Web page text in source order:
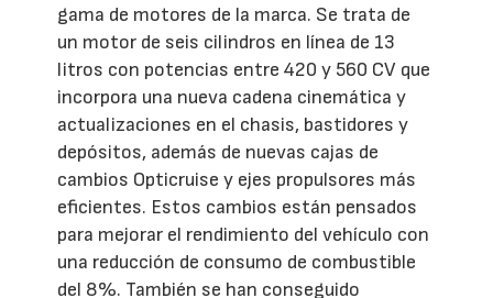
gama de motores de la marca. Se trata de
un motor de seis cilindros en línea de 13
litros con potencias entre 420 y 560 CV que
incorpora una nueva cadena cinemática y
actualizaciones en el chasis, bastidores y
depósitos, además de nuevas cajas de
cambios Opticruise y ejes propulsores más
eficientes. Estos cambios están pensados
para mejorar el rendimiento del vehículo con
una reducción de consumo de combustible
del 8%. También se han conseguido